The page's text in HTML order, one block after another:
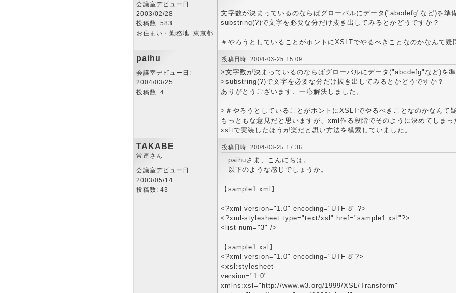
会議室デビュー日:
2003/02/28
投稿数: 583
お住まい・勤務地: 東京都
文字数が決まっているのならばグローバルにデータ("abcdefg"など)を準
substring(?)で文字を必要な分だけ抜き出してみるとかどうですか？
＃やろうとしていることがホントにXSLTでやるべきことなのかなんて疑
paihu
会議室デビュー日:
2004/03/25
投稿数: 4
投稿日時: 2004-03-25 15:09
>文字数が決まっているのならばグローバルにデータ("abcdefg"など)を
>substring(?)で文字を必要な分だけ抜き出してみるとかどうですか？
ありがとうございます、一応解決しました。
>＃やろうとしていることがホントにXSLTでやるべきことなのかなんて
もっともな意見だと思いますが、xml作る段階でそのように決めてしま
xsltで実装したほうが楽だと思い方法を模索していました。
TAKABE
常連さん
会議室デビュー日:
2003/05/14
投稿数: 43
投稿日時: 2004-03-25 17:36
paihuさま、こんにちは。
以下のような感じでしょうか。
【sample1.xml】
<?xml version="1.0" encoding="UTF-8" ?>
<?xml-stylesheet type="text/xsl" href="sample1.xsl"?>
<list num="3" />
【sample1.xsl】
<?xml version="1.0" encoding="UTF-8"?>
<xsl:stylesheet
version="1.0"
xmlns:xsl="http://www.w3.org/1999/XSL/Transform"